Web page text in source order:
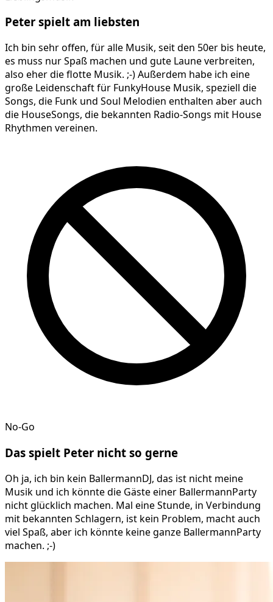
Peter spielt am liebsten
Ich bin sehr offen, für alle Musik, seit den 50er bis heute,
es muss nur Spaß machen und gute Laune verbreiten,
also eher die flotte Musik. ;-) Außerdem habe ich eine
große Leidenschaft für FunkyHouse Musik, speziell die
Songs, die Funk und Soul Melodien enthalten aber auch
die HouseSongs, die bekannten Radio-Songs mit House
Rhythmen vereinen.
No-Go
Das spielt Peter nicht so gerne
Oh ja, ich bin kein BallermannDJ, das ist nicht meine
Musik und ich könnte die Gäste einer BallermannParty
nicht glücklich machen. Mal eine Stunde, in Verbindung
mit bekannten Schlagern, ist kein Problem, macht auch
viel Spaß, aber ich könnte keine ganze BallermannParty
machen. ;-)